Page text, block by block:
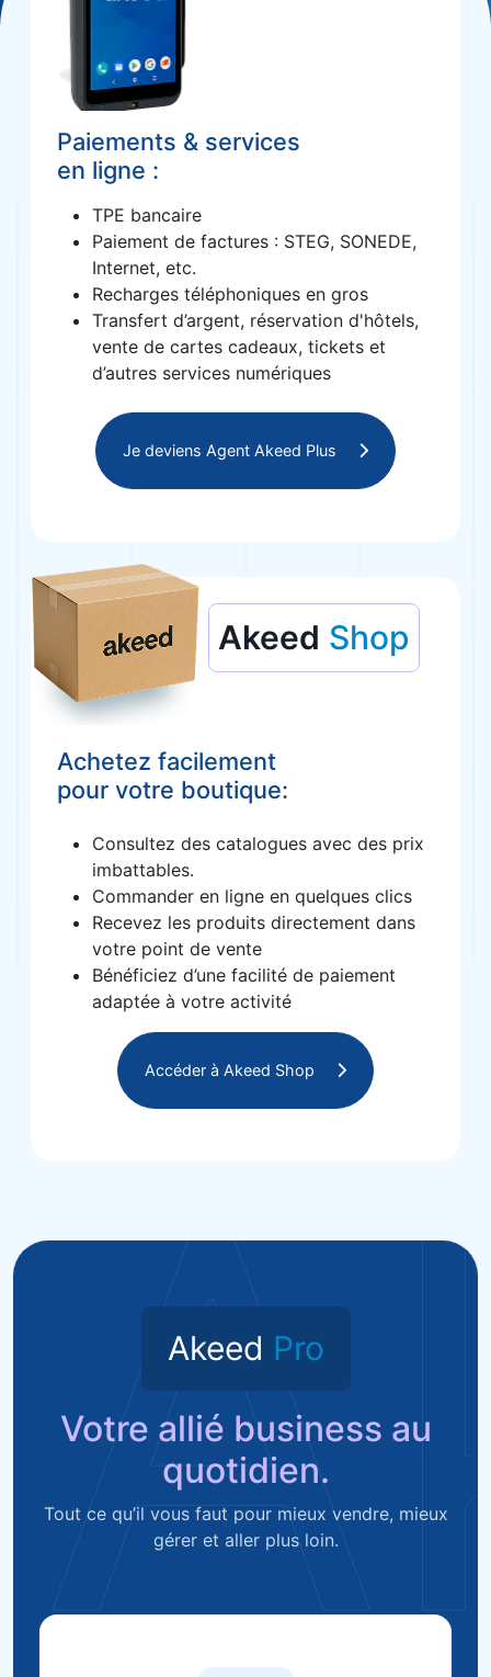
Paiements & services
en ligne :
TPE bancaire
Paiement de factures : STEG, SONEDE,
Internet, etc.
Recharges téléphoniques en gros
Transfert d’argent, réservation d'hôtels,
vente de cartes cadeaux, tickets et
d’autres services numériques
Je deviens Agent Akeed Plus
Akeed Shop
Achetez facilement
pour votre boutique:
Consultez des catalogues avec des prix
imbattables.
Commander en ligne en quelques clics
Recevez les produits directement dans
votre point de vente
Bénéficiez d’une facilité de paiement
adaptée à votre activité
Accéder à Akeed Shop
Akeed Pro
Votre allié business au
quotidien.
Tout ce qu’il vous faut pour mieux vendre, mieux
gérer et aller plus loin.